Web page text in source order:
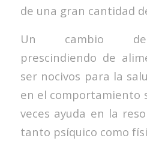
de una gran cantidad
Un cambio de
prescindiendo de
ser nocivos para la
en el comportamiento
veces ayuda en la
tanto psíquico como